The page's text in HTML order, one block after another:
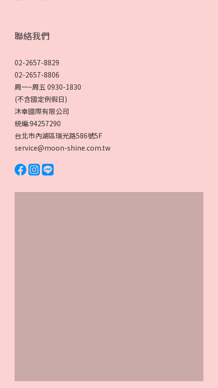
聯絡我們
02-2657-8829
02-2657-8806
周一~周五 0930-1830
(不含國定例假日)
沐幸國際有限公司
統編:94257290
台北市內湖區瑞光路586號5F
service@moon-shine.com.tw